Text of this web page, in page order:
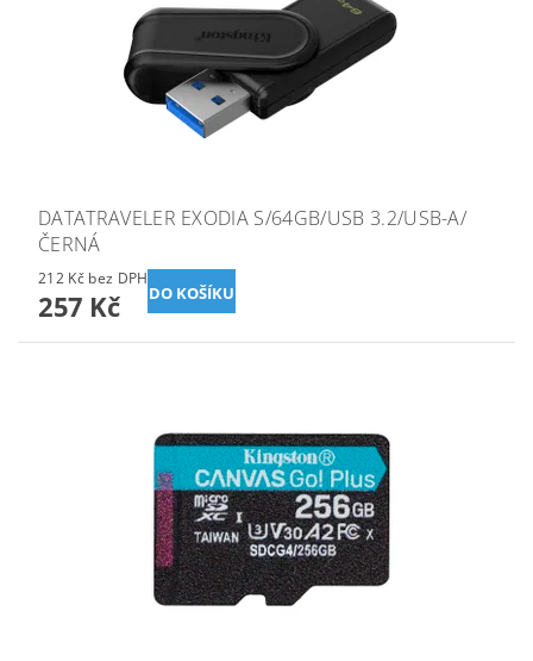
DATATRAVELER EXODIA S/64GB/USB 3.2/USB-A/
ČERNÁ
212 Kč bez DPH
257 Kč